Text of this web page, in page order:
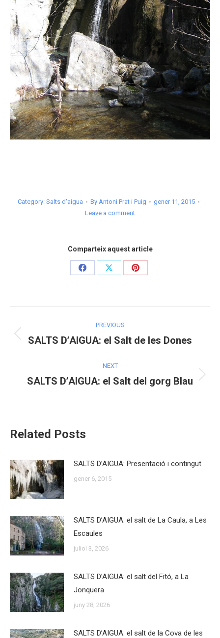
Category: Salts d'aigua By Antoni Prat i Puig
gener 11, 2015
Leave a comment
Comparteix aquest article
Share
Share
Share
navigation
PREVIOUS
Previous
SALTS D’AIGUA: el Salt de les Dones
NEXT
Next
SALTS D’AIGUA: el Salt del gorg Blau
Related Posts
SALTS D’AIGUA: Presentació i contingut
gener 6, 2015
SALTS D’AIGUA: el salt de La Caula, a Les
Escaules
juliol 3, 2026
SALTS D’AIGUA: el salt del Fitó, a La
Jonquera
juny 28, 2026
SALTS D’AIGUA: el salt de la Cova de les